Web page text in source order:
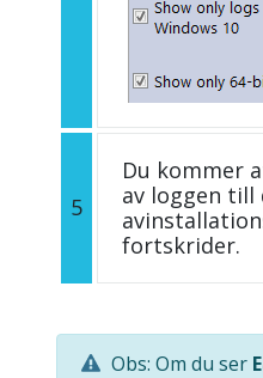
5
Du kommer
av loggen till
fortskrider.
Obs: Om du ser